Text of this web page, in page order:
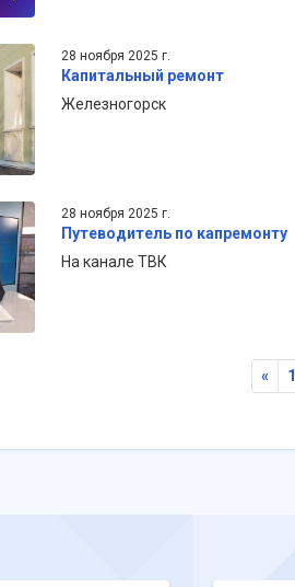
28 ноября 2025 г.
Капитальный ремонт
Железногорск
28 ноября 2025 г.
Путеводитель по капремонту
На канале ТВК
« 1